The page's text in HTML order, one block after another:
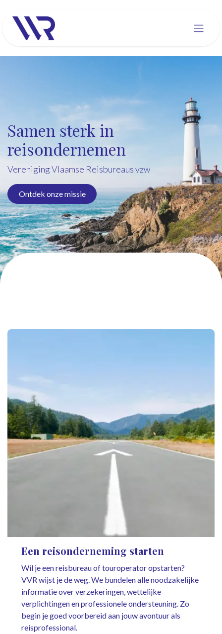
Samen sterk in
reisondernemen
Vereniging Vlaamse Reisbureaus vzw
Ontdek onze missie
Een reisonderneming starten
Wil je een reisbureau of touroperator opstarten?
VVR wijst je de weg. We bundelen alle noodzakelijke
informatie over verzekeringen, wettelijke
verplichtingen en professionele ondersteuning. Zo
begin je goed voorbereid aan jouw avontuur als
reisprofessional.